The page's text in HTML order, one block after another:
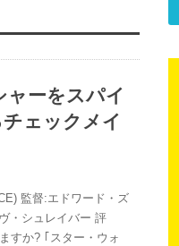
ャーをスパイ
ェックメイ
監督:エドワード・ズ
・シュレイバー 評
すか? ｢スター・ウォ